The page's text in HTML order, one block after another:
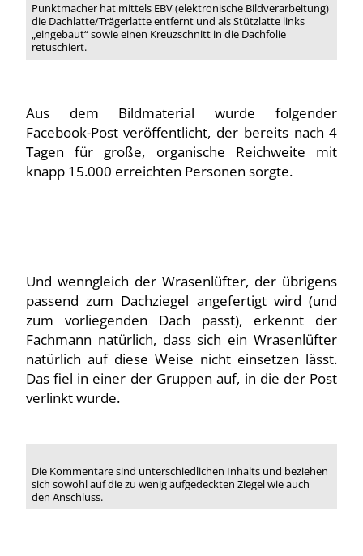
Punktmacher hat mittels EBV (elektronische Bildverarbeitung)
die Dachlatte/Trägerlatte entfernt und als Stützlatte links
„eingebaut“ sowie einen Kreuzschnitt in die Dachfolie
retuschiert.
Aus dem Bildmaterial wurde folgender
Facebook-Post veröffentlicht, der bereits nach 4
Tagen für große, organische Reichweite mit
knapp 15.000 erreichten Personen sorgte.
Und wenngleich der Wrasenlüfter, der übrigens
passend zum Dachziegel angefertigt wird (und
zum vorliegenden Dach passt), erkennt der
Fachmann natürlich, dass sich ein Wrasenlüfter
natürlich auf diese Weise nicht einsetzen lässt.
Das fiel in einer der Gruppen auf, in die der Post
verlinkt wurde.
Die Kommentare sind unterschiedlichen Inhalts und beziehen
sich sowohl auf die zu wenig aufgedeckten Ziegel wie auch
den Anschluss.